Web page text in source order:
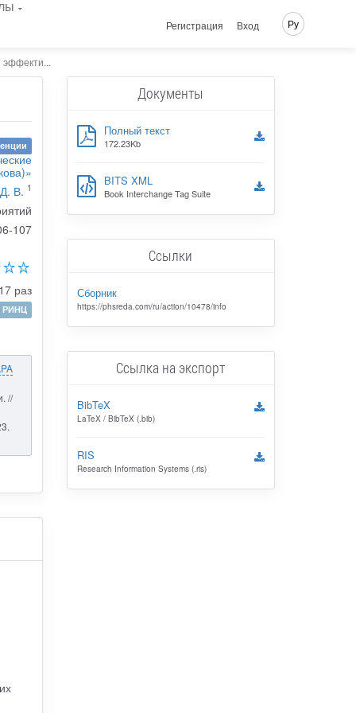
Регистрация Вход Ру
эффекти...
В. 1
107
раз
РИНЦ
//
Документы
Полный текст
172.23Kb
BITS XML
Book Interchange Tag Suite
Ссылки
Сборник
https://phsreda.com/ru/action/10478/info
Ссылка на экспорт
BibTeX
LaTeX / BibTeX (.bib)
RIS
Research Information Systems (.ris)